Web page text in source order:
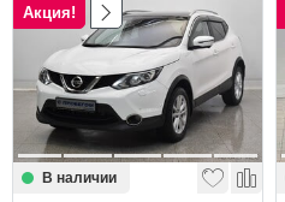
Акция!
В наличии